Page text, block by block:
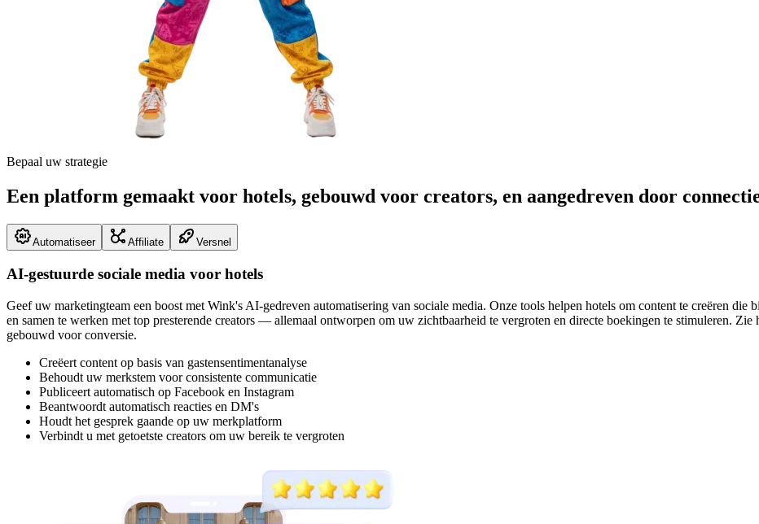
Bepaal uw strategie
Een platform gemaakt voor hotels, gebouwd voor creators, en aangedreven door
Automatiseer Affiliate Versnel
AI-gestuurde sociale media voor hotels
Geef uw marketingteam een boost met Wink's AI-gedreven automatisering van sociale media. Onze tools helpen hotels om content te creëren die
en samen te werken met top presterende creators — allemaal ontworpen om uw zichtbaarheid te vergroten en directe boekingen te stimuleren.
gebouwd voor conversie.
Creëert content op basis van gastensentimentanalyse
Behoudt uw merkstem voor consistente communicatie
Publiceert automatisch op Facebook en Instagram
Beantwoordt automatisch reacties en DM's
Houdt het gesprek gaande op uw merkplatform
Verbindt u met getoetste creators om uw bereik te vergroten